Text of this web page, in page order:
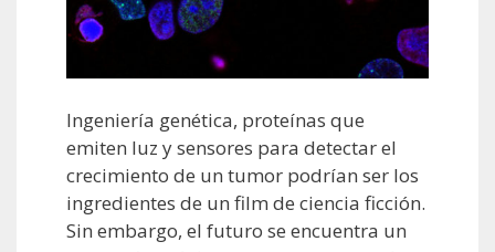
Ingeniería genética, proteínas que
emiten luz y sensores para detectar el
crecimiento de un tumor podrían ser los
ingredientes de un film de ciencia ficción.
Sin embargo, el futuro se encuentra un